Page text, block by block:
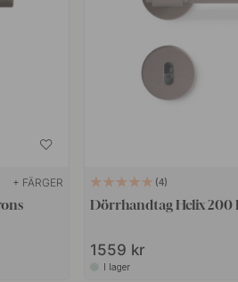
+ FÄRGER 4
Dörrhandtag Helix 200
1559 kr
I lager